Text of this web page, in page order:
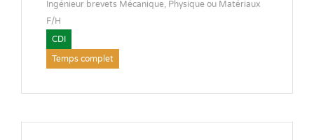
Ingénieur brevets Mécanique, Physique ou Matériaux
F/H
CDI
Temps complet